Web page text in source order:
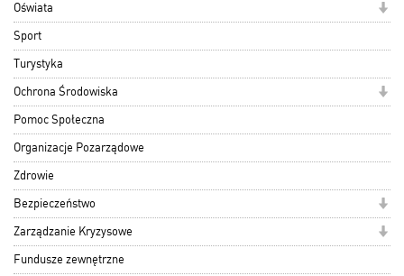
Oświata
Sport
Turystyka
Ochrona Środowiska
Pomoc Społeczna
Organizacje Pozarządowe
Zdrowie
Bezpieczeństwo
Zarządzanie Kryzysowe
Fundusze zewnętrzne